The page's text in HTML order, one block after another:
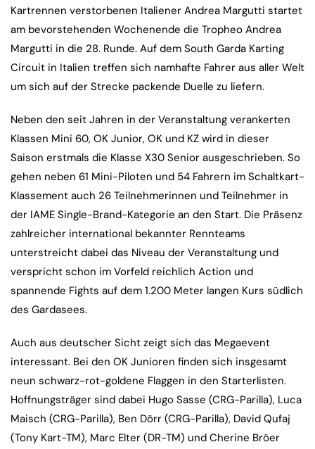
Kartrennen verstorbenen Italiener Andrea Margutti startet
am bevorstehenden Wochenende die Tropheo Andrea
Margutti in die 28. Runde. Auf dem South Garda Karting
Circuit in Italien treffen sich namhafte Fahrer aus aller Welt
um sich auf der Strecke packende Duelle zu liefern.
Neben den seit Jahren in der Veranstaltung verankerten
Klassen Mini 60, OK Junior, OK und KZ wird in dieser
Saison erstmals die Klasse X30 Senior ausgeschrieben. So
gehen neben 61 Mini-Piloten und 54 Fahrern im Schaltkart-
Klassement auch 26 Teilnehmerinnen und Teilnehmer in
der IAME Single-Brand-Kategorie an den Start. Die Präsenz
zahlreicher international bekannter Rennteams
unterstreicht dabei das Niveau der Veranstaltung und
verspricht schon im Vorfeld reichlich Action und
spannende Fights auf dem 1.200 Meter langen Kurs südlich
des Gardasees.
Auch aus deutscher Sicht zeigt sich das Megaevent
interessant. Bei den OK Junioren finden sich insgesamt
neun schwarz-rot-goldene Flaggen in den Starterlisten.
Hoffnungsträger sind dabei Hugo Sasse (CRG-Parilla), Luca
Maisch (CRG-Parilla), Ben Dörr (CRG-Parilla), David Qufaj
(Tony Kart-TM), Marc Elter (DR-TM) und Cherine Bröer